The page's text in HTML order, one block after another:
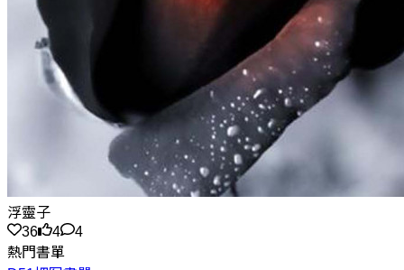
浮靈子
36
4
4
熱門書單